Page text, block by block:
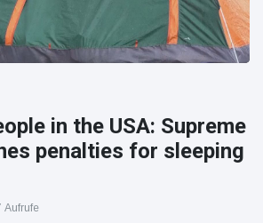
in the USA: Supreme
penalties for sleeping
Aufrufe